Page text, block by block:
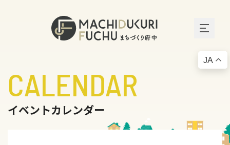
CALENDAR
イベントカレンダー
JA